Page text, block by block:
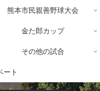
熊本市民親善野球大会
金た郎カップ
その他の試合
ート